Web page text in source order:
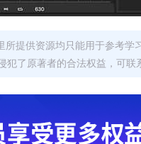
提供资源均只能用于参考学
了原著者的合法权益，可联